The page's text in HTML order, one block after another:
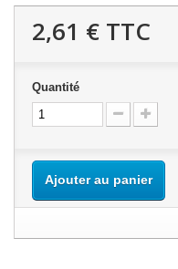
2,61 € TTC
Quantité
Ajouter au panier